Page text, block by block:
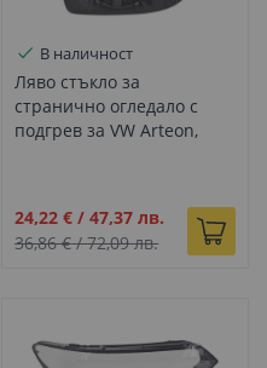
В наличност
Ляво стъкло за
странично огледало с
подгрев за VW Arteon,
Промо
цена
24,22 € /47,37 лв.
36,86 €/72,09 лв.